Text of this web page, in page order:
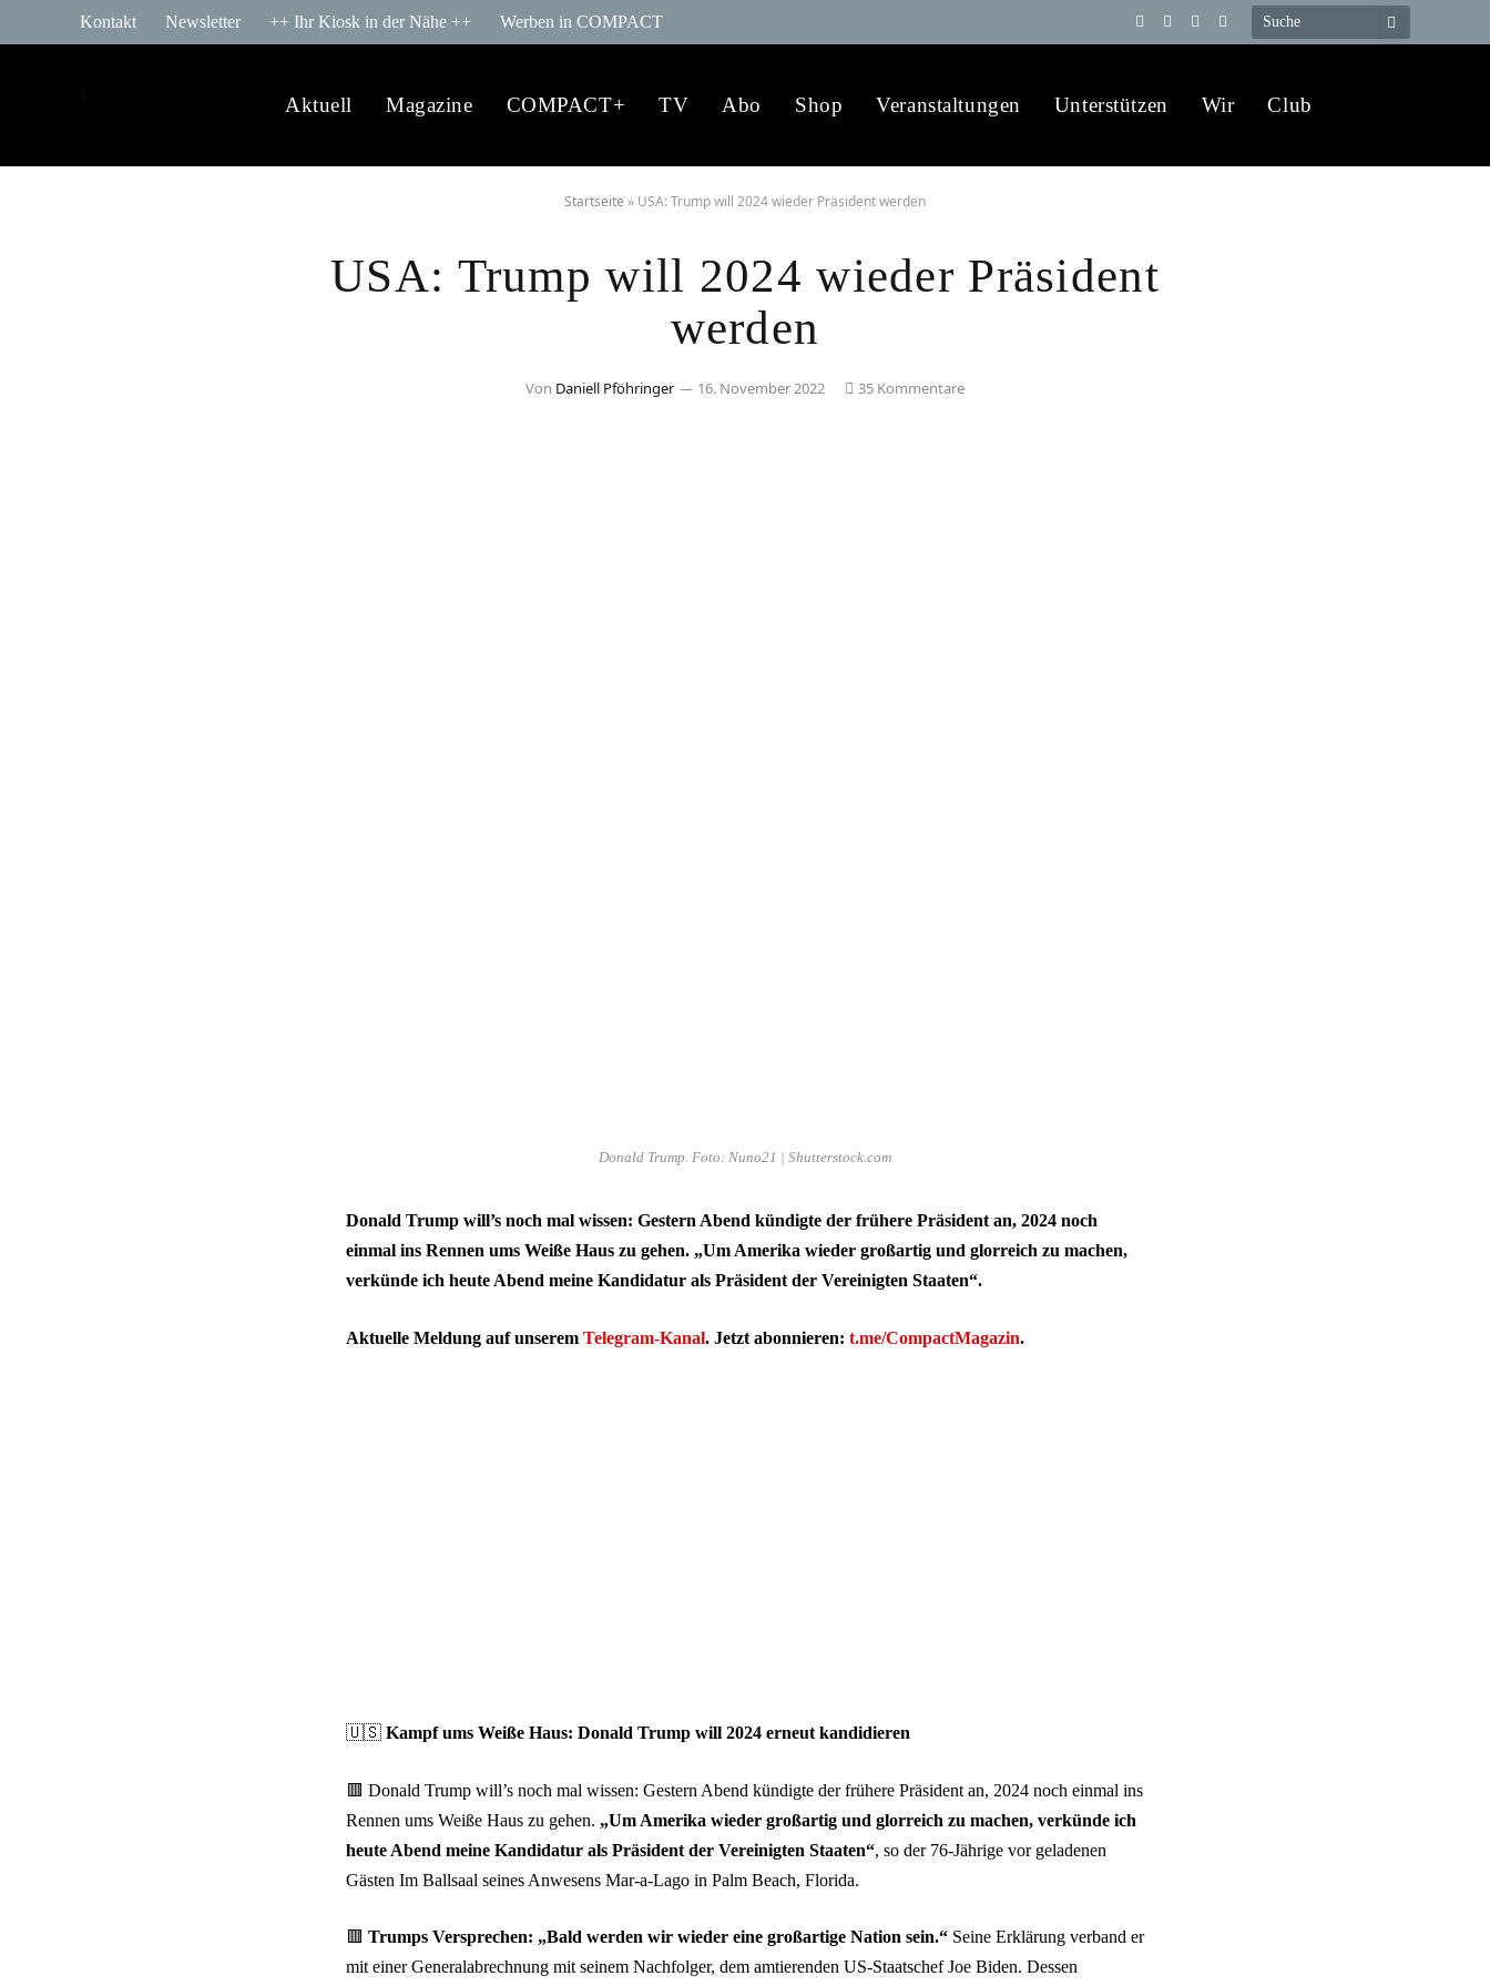
Kontakt Newsletter ++ Ihr Kiosk in der Nähe ++ Werben in COMPACT
Telegram
YouTube
X
WhatsApp
Aktuell Magazine COMPACT+ TV Abo Shop Veranstaltungen Unterstützen Wir Club
Startseite » USA: Trump will 2024 wieder Präsident werden
USA: Trump will 2024 wieder Präsident
werden
Von Daniell Pföhringer 16. November 2022 35 Kommentare
Donald Trump. Foto: Nuno21 | Shutterstock.com
Donald Trump will’s noch mal wissen: Gestern Abend kündigte der frühere Präsident an, 2024 noch
einmal ins Rennen ums Weiße Haus zu gehen. „Um Amerika wieder großartig und glorreich zu machen,
verkünde ich heute Abend meine Kandidatur als Präsident der Vereinigten Staaten“.
Aktuelle Meldung auf unserem Telegram-Kanal. Jetzt abonnieren: t.me/CompactMagazin.
🇺🇸 Kampf ums Weiße Haus: Donald Trump will 2024 erneut kandidieren
🟥 Donald Trump will’s noch mal wissen: Gestern Abend kündigte der frühere Präsident an, 2024 noch einmal ins
Rennen ums Weiße Haus zu gehen. „Um Amerika wieder großartig und glorreich zu machen, verkünde ich
heute Abend meine Kandidatur als Präsident der Vereinigten Staaten“, so der 76-Jährige vor geladenen
Gästen Im Ballsaal seines Anwesens Mar-a-Lago in Palm Beach, Florida.
🟥 Trumps Versprechen: „Bald werden wir wieder eine großartige Nation sein.“ Seine Erklärung verband er
mit einer Generalabrechnung mit seinem Nachfolger, dem amtierenden US-Staatschef Joe Biden. Dessen